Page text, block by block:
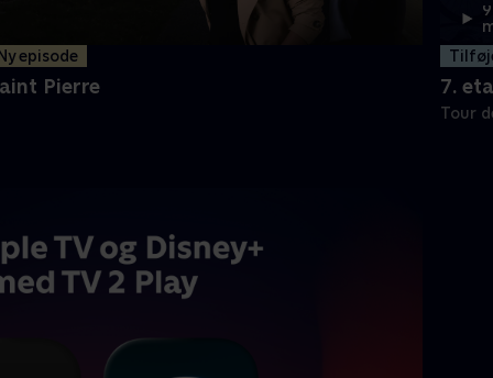
Ny episode
Pierre
9
7.
Tour